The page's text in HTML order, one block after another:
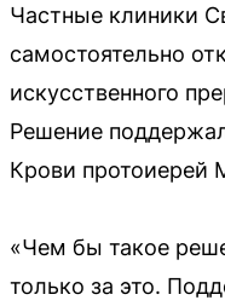
Частные клиники
самостоятельно
искусственного
Решение
Крови протоиерей
«Чем бы такое
только за это.